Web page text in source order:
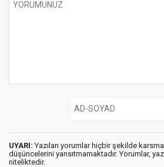
UYARI: Yazılan yorumlar hiçbir şekilde
düşüncelerini yansıtmamaktadır. Yorumlar,
niteliktedir.